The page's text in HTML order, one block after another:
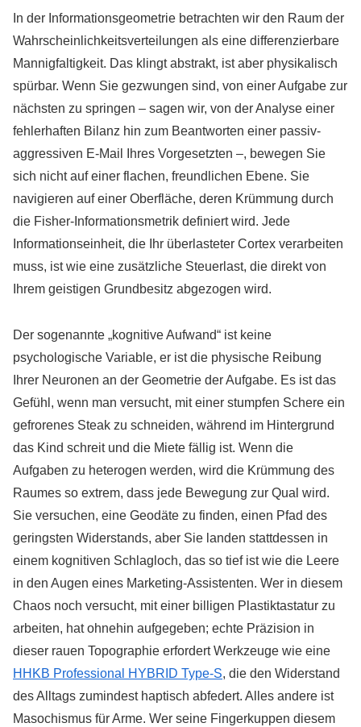
In der Informationsgeometrie betrachten wir den Raum der
Wahrscheinlichkeitsverteilungen als eine differenzierbare
Mannigfaltigkeit. Das klingt abstrakt, ist aber physikalisch
spürbar. Wenn Sie gezwungen sind, von einer Aufgabe zur
nächsten zu springen – sagen wir, von der Analyse einer
fehlerhaften Bilanz hin zum Beantworten einer passiv-
aggressiven E-Mail Ihres Vorgesetzten –, bewegen Sie
sich nicht auf einer flachen, freundlichen Ebene. Sie
navigieren auf einer Oberfläche, deren Krümmung durch
die Fisher-Informationsmetrik definiert wird. Jede
Informationseinheit, die Ihr überlasteter Cortex verarbeiten
muss, ist wie eine zusätzliche Steuerlast, die direkt von
Ihrem geistigen Grundbesitz abgezogen wird.
Der sogenannte „kognitive Aufwand“ ist keine
psychologische Variable, er ist die physische Reibung
Ihrer Neuronen an der Geometrie der Aufgabe. Es ist das
Gefühl, wenn man versucht, mit einer stumpfen Schere ein
gefrorenes Steak zu schneiden, während im Hintergrund
das Kind schreit und die Miete fällig ist. Wenn die
Aufgaben zu heterogen werden, wird die Krümmung des
Raumes so extrem, dass jede Bewegung zur Qual wird.
Sie versuchen, eine Geodäte zu finden, einen Pfad des
geringsten Widerstands, aber Sie landen stattdessen in
einem kognitiven Schlagloch, das so tief ist wie die Leere
in den Augen eines Marketing-Assistenten. Wer in diesem
Chaos noch versucht, mit einer billigen Plastiktastatur zu
arbeiten, hat ohnehin aufgegeben; echte Präzision in
dieser rauen Topographie erfordert Werkzeuge wie eine
HHKB Professional HYBRID Type-S, die den Widerstand
des Alltags zumindest haptisch abfedert. Alles andere ist
Masochismus für Arme. Wer seine Fingerkuppen diesem